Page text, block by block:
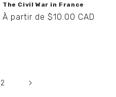
The Civil War in France
Prix
À partir de $10.00 CAD
2